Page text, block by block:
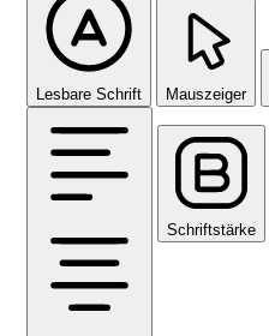
Lesbare Schrift Mauszeiger
Schriftstärke